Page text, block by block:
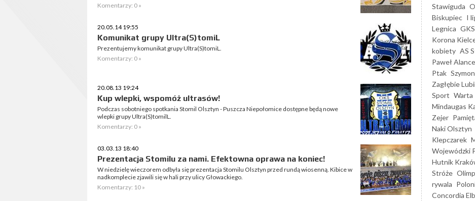
Komentarzy: 0 »
20.05.14 19:55
Komunikat grupy Ultra(S)tomiL
Prezentujemy komunikat grupy Ultra(S)tomiL.
Komentarzy: 0 »
20.08.13 19:24
Kup wlepki, wspomóż ultrasów!
Podczas sobotniego spotkania Stomil Olsztyn - Puszcza Niepołomice dostępne będą nowe
wlepki grupy Ultra(S)tomilL.
Komentarzy: 0 »
03.03.13 18:40
Prezentacja Stomilu za nami. Efektowna oprawa na koniec!
W niedzielę wieczorem odbyła się prezentacja Stomilu Olsztyn przed rundą wiosenną. Kibice w
nadkomplecie zjawili się w hali przy ulicy Głowackiego.
Komentarzy: 10 »
Stawiguda
Biskupiec I
Legnica
Korona
kobiety AS
Paweł
Ptak
Zagłębie
Sport Warta
Mindaugas
Zejer
Naki Olsztyn
Klepczarek
Wojewódzki
Hutnik
Stróże
rywala
Concordia